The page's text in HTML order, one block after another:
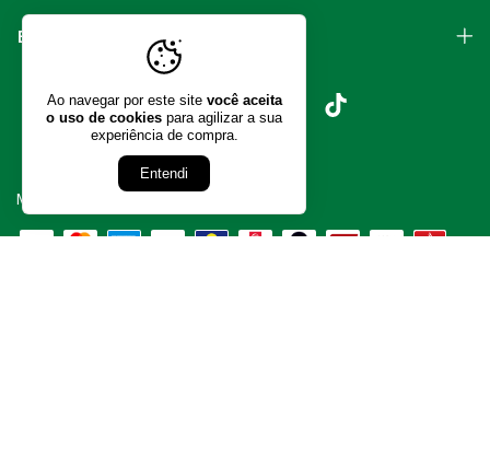
Ao navegar por este site você aceita
o uso de cookies para agilizar a sua
experiência de compra.
Entendi
ENTRE EM CONTATO
Meios de pagamento